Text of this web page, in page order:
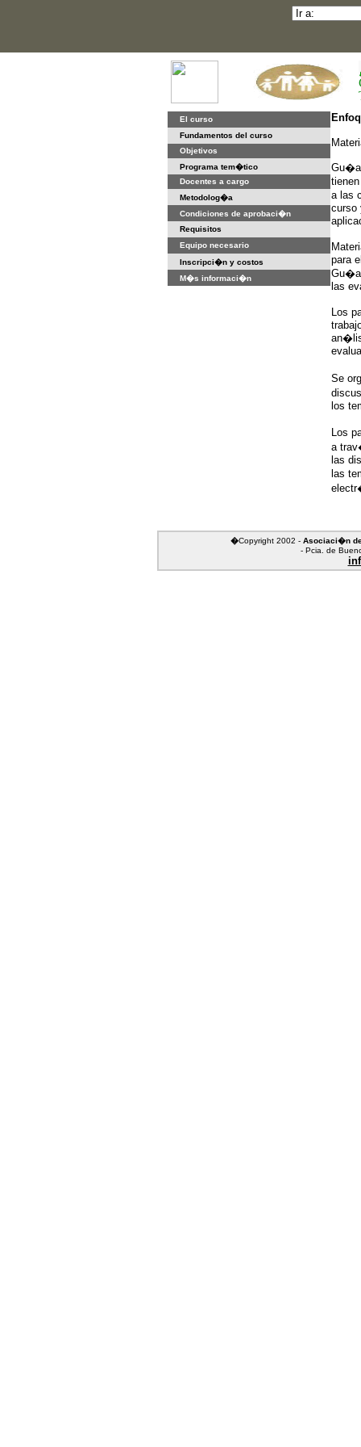
El curso
Fundamentos del curso
Objetivos
Programa tem�tico
Docentes a cargo
Metodolog�a
Condiciones de aprobaci�n
Requisitos
Equipo necesario
Inscripci�n y costos
M�s informaci�n
a las
curso
para
las
Los
Se
los
Los
a
las
las
�Copyright 2002 - Asociaci�n
- Pcia. de